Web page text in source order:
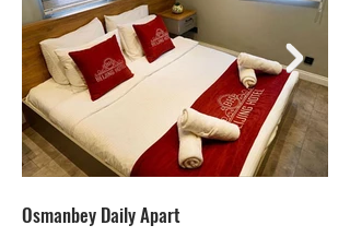
Osmanbey Daily Apart